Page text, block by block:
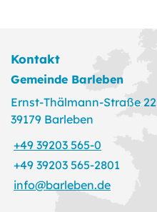
Kontakt
Gemeinde Barleben
Ernst-Thälmann-Straße 22
39179 Barleben
+49 39203 565-0
+49 39203 565-2801
info@barleben.de